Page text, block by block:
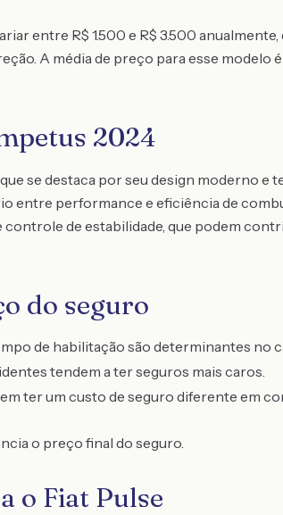
entre R$ 1.500 e R$ 3.500
A média de preço para esse modelo
2024
se destaca por seu design moderno e
entre performance e eficiência de
de estabilidade, que podem
do seguro
de habilitação são determinantes no
tendem a ter seguros mais caros.
ter um custo de seguro diferente em
o preço final do seguro.
o Fiat Pulse